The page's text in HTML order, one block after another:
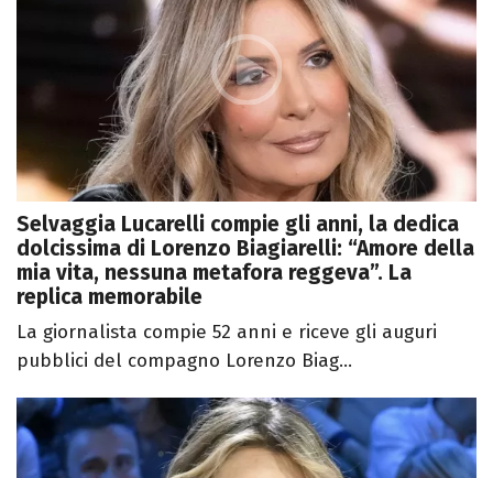
Selvaggia Lucarelli compie gli anni, la dedica
dolcissima di Lorenzo Biagiarelli: “Amore della
mia vita, nessuna metafora reggeva”. La
replica memorabile
La giornalista compie 52 anni e riceve gli auguri
pubblici del compagno Lorenzo Biag...